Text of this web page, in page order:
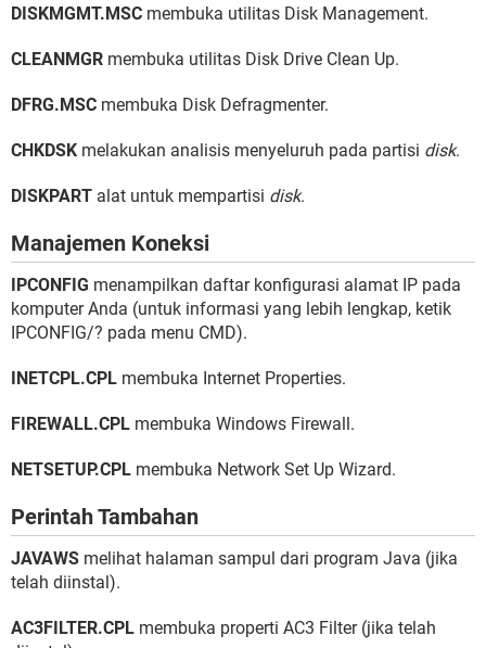
DISKMGMT.MSC membuka utilitas Disk Management.
CLEANMGR membuka utilitas Disk Drive Clean Up.
DFRG.MSC membuka Disk Defragmenter.
CHKDSK melakukan analisis menyeluruh pada partisi disk.
DISKPART alat untuk mempartisi disk.
Manajemen Koneksi
IPCONFIG menampilkan daftar konfigurasi alamat IP pada
komputer Anda (untuk informasi yang lebih lengkap, ketik
IPCONFIG/? pada menu CMD).
INETCPL.CPL membuka Internet Properties.
FIREWALL.CPL membuka Windows Firewall.
NETSETUP.CPL membuka Network Set Up Wizard.
Perintah Tambahan
JAVAWS melihat halaman sampul dari program Java (jika
telah diinstal).
AC3FILTER.CPL membuka properti AC3 Filter (jika telah